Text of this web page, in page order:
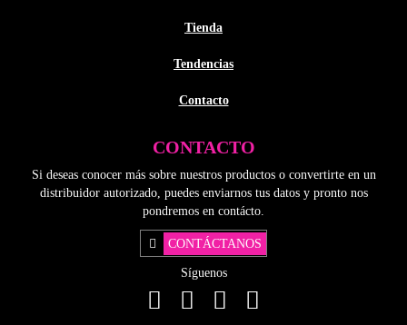
Tienda
Tendencias
Contacto
CONTACTO
Si deseas conocer más sobre nuestros productos o convertirte en un
distribuidor autorizado, puedes enviarnos tus datos y pronto nos
pondremos en contácto.
CONTÁCTANOS
Síguenos